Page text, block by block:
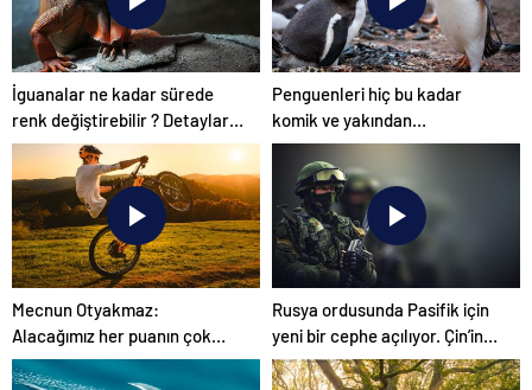
İguanalar ne kadar sürede
renk değiştirebilir ? Detaylar
burada…
Penguenleri hiç bu kadar
komik ve yakından
görmemiştiniz
Mecnun Otyakmaz:
Alacağımız her puanın çok
önemi var
Rusya ordusunda Pasifik için
yeni bir cephe açılıyor. Çin’in
ilk tepkisi!